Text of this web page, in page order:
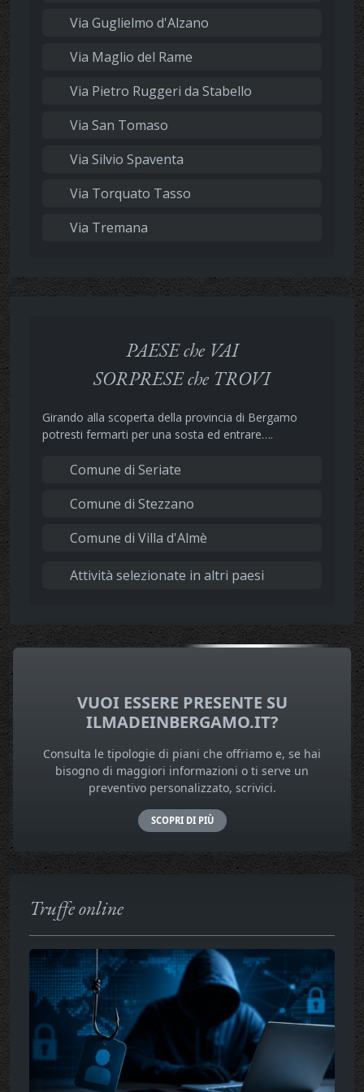
Via Guglielmo d'Alzano
Via Maglio del Rame
Via Pietro Ruggeri da Stabello
Via San Tomaso
Via Silvio Spaventa
Via Torquato Tasso
Via Tremana
PAESE che VAI
SORPRESE che TROVI
Girando alla scoperta della provincia di Bergamo
potresti fermarti per una sosta ed entrare….
Comune di Seriate
Comune di Stezzano
Comune di Villa d'Almè
Attività selezionate in altri paesi
VUOI ESSERE PRESENTE SU
ILMADEINBERGAMO.IT?
Consulta le tipologie di piani che offriamo e, se hai
bisogno di maggiori informazioni o ti serve un
preventivo personalizzato, scrivici.
SCOPRI DI PIÙ
Truffe online